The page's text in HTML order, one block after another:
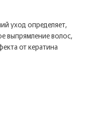
уход определяет,
выпрямление волос,
от кератина